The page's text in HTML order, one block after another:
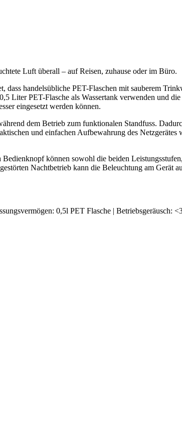
Luft überall – auf Reisen, zuhause oder im Büro.
handelsübliche PET-Flaschen mit sauberem
Liter PET-Flasche als Wassertank verwenden und
eingesetzt werden können.
dem Betrieb zum funktionalen Standfuss.
und einfachen Aufbewahrung des Netzgerätes
können sowohl die beiden
Nachtbetrieb kann die Beleuchtung am Gerät
0,5l PET Flasche | Betriebsgeräusch: